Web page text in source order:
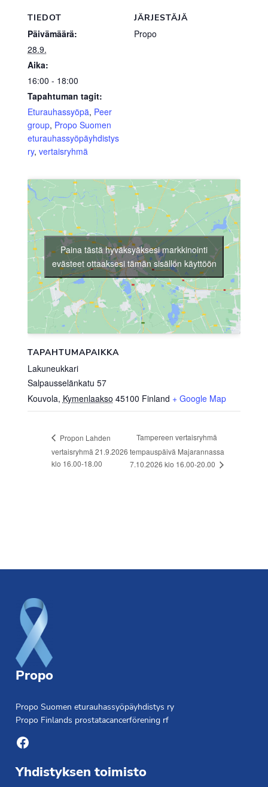
TIEDOT
Päivämäärä:
28.9.
Aika:
16:00 - 18:00
Tapahtuman tagit:
Eturauhassyöpä, Peer
group, Propo Suomen
eturauhassyöpäyhdistys
ry, vertaisryhmä
JÄRJESTÄJÄ
Propo
TAPAHTUMAPAIKKA
Lakuneukkari
Salpausselänkatu 57
Kouvola, Kymenlaakso 45100 Finland + Google Map
Paina tästä hyväksyäksesi markkinointi
evästeet ottaaksesi tämän sisällön käyttöön
Propon Lahden
vertaisryhmä 21.9.2026
klo 16.00-18.00
Tampereen vertaisryhmä
tempauspäivä Majarannassa
7.10.2026 klo 16.00-20.00
Propo
Propo Suomen eturauhassyöpäyhdistys ry
Propo Finlands prostatacancerförening rf
Facebook
Yhdistyksen toimisto